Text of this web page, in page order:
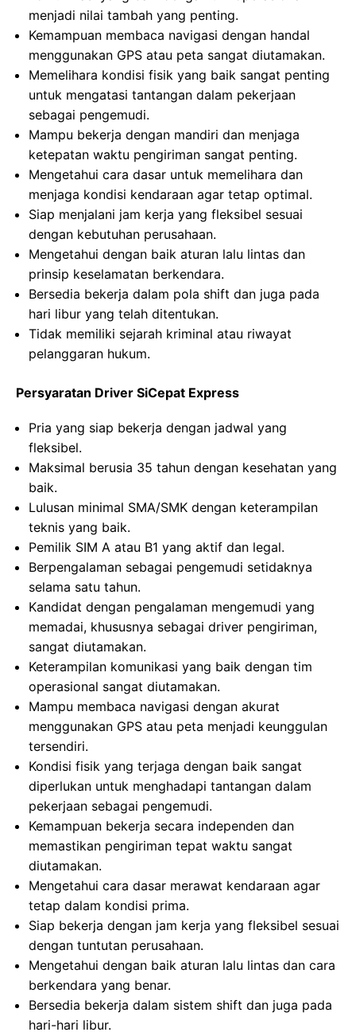
menjadi nilai tambah yang penting.
Kemampuan membaca navigasi dengan handal
menggunakan GPS atau peta sangat diutamakan.
Memelihara kondisi fisik yang baik sangat penting
untuk mengatasi tantangan dalam pekerjaan
sebagai pengemudi.
Mampu bekerja dengan mandiri dan menjaga
ketepatan waktu pengiriman sangat penting.
Mengetahui cara dasar untuk memelihara dan
menjaga kondisi kendaraan agar tetap optimal.
Siap menjalani jam kerja yang fleksibel sesuai
dengan kebutuhan perusahaan.
Mengetahui dengan baik aturan lalu lintas dan
prinsip keselamatan berkendara.
Bersedia bekerja dalam pola shift dan juga pada
hari libur yang telah ditentukan.
Tidak memiliki sejarah kriminal atau riwayat
pelanggaran hukum.
Persyaratan Driver SiCepat Express
Pria yang siap bekerja dengan jadwal yang
fleksibel.
Maksimal berusia 35 tahun dengan kesehatan yang
baik.
Lulusan minimal SMA/SMK dengan keterampilan
teknis yang baik.
Pemilik SIM A atau B1 yang aktif dan legal.
Berpengalaman sebagai pengemudi setidaknya
selama satu tahun.
Kandidat dengan pengalaman mengemudi yang
memadai, khususnya sebagai driver pengiriman,
sangat diutamakan.
Keterampilan komunikasi yang baik dengan tim
operasional sangat diutamakan.
Mampu membaca navigasi dengan akurat
menggunakan GPS atau peta menjadi keunggulan
tersendiri.
Kondisi fisik yang terjaga dengan baik sangat
diperlukan untuk menghadapi tantangan dalam
pekerjaan sebagai pengemudi.
Kemampuan bekerja secara independen dan
memastikan pengiriman tepat waktu sangat
diutamakan.
Mengetahui cara dasar merawat kendaraan agar
tetap dalam kondisi prima.
Siap bekerja dengan jam kerja yang fleksibel sesuai
dengan tuntutan perusahaan.
Mengetahui dengan baik aturan lalu lintas dan cara
berkendara yang benar.
Bersedia bekerja dalam sistem shift dan juga pada
hari-hari libur.